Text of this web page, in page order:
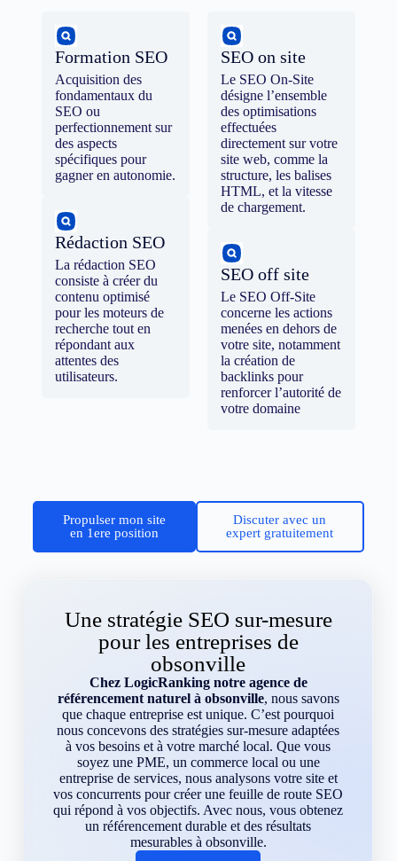
Formation SEO
Acquisition des
fondamentaux du
SEO ou
perfectionnement sur
des aspects
spécifiques pour
gagner en autonomie.
Rédaction SEO
La rédaction SEO
consiste à créer du
contenu optimisé
pour les moteurs de
recherche tout en
répondant aux
attentes des
utilisateurs.
SEO on site
Le SEO On-Site
désigne l’ensemble
des optimisations
effectuées
directement sur votre
site web, comme la
structure, les balises
HTML, et la vitesse
de chargement.
SEO off site
Le SEO Off-Site
concerne les actions
menées en dehors de
votre site, notamment
la création de
backlinks pour
renforcer l’autorité de
votre domaine
Propulser mon site
en 1ere position
Discuter avec un
expert gratuitement
Une stratégie SEO sur-mesure
pour les entreprises de
obsonville
Chez LogicRanking notre agence de
référencement naturel à obsonville, nous savons
que chaque entreprise est unique. C’est pourquoi
nous concevons des stratégies sur-mesure adaptées
à vos besoins et à votre marché local. Que vous
soyez une PME, un commerce local ou une
entreprise de services, nous analysons votre site et
vos concurrents pour créer une feuille de route SEO
qui répond à vos objectifs. Avec nous, vous obtenez
un référencement durable et des résultats
mesurables à obsonville.